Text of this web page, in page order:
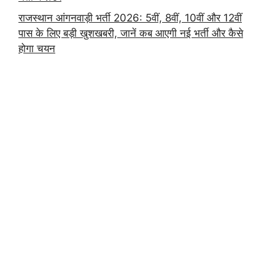
राजस्थान आंगनवाड़ी भर्ती 2026: 5वीं, 8वीं, 10वीं और 12वीं
पास के लिए बड़ी खुशखबरी, जानें कब आएगी नई भर्ती और कैसे
होगा चयन